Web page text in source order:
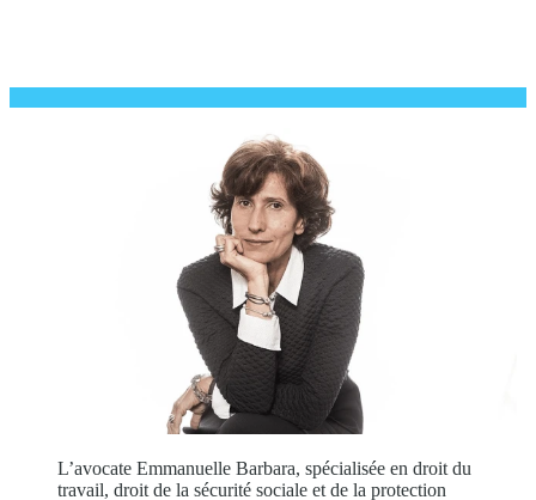
L’avocate Emmanuelle Barbara, spécialisée en droit du
travail, droit de la sécurité sociale et de la protection